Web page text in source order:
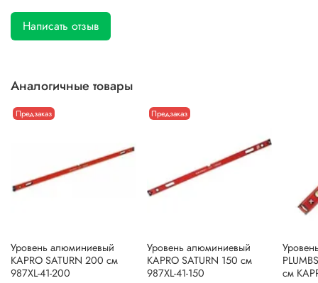
Написать отзыв
Аналогичные товары
Предзаказ
Уровень алюминиевый
KAPRO SATURN 200 см
987XL-41-200
Предзаказ
Уровень алюминиевый
KAPRO SATURN 150 см
987XL-41-150
см